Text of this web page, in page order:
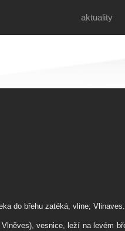
aktuality
do břehu zatéká, vline;
vesnice, leží na levém